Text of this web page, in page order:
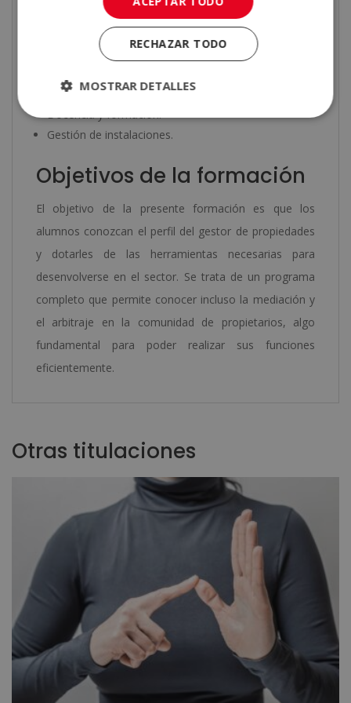
Empresas dedicadas a la gestión de propiedades.
Inmobiliarias.
Constructoras y promotoras inmobiliarias.
Asesoría jurídica y consultoría.
Gestión de instalaciones.
Objetivos de la formación
El objetivo de la presente formación es que los
alumnos conozcan el perfil del gestor de propiedades
y dotarles de las herramientas necesarias para
desenvolverse en el sector. Se trata de un programa
completo que permite conocer incluso la mediación y
el arbitraje en la comunidad de propietarios, algo
fundamental para poder realizar sus funciones
eficientemente.
Otras titulaciones
RECHAZAR TODO
MOSTRAR DETALLES